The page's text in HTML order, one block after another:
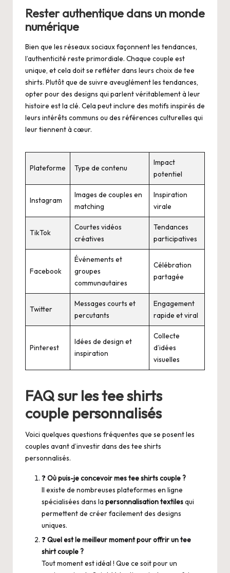
Rester authentique dans un monde
numérique
Bien que les réseaux sociaux façonnent les tendances,
l’authenticité reste primordiale. Chaque couple est
unique, et cela doit se refléter dans leurs choix de tee
shirts. Plutôt que de suivre aveuglément les tendances,
opter pour des designs qui parlent véritablement à leur
histoire est la clé. Cela peut inclure des motifs inspirés de
leurs intérêts communs ou des références culturelles qui
leur tiennent à cœur.
Plateforme Type de contenu
Impact
potentiel
Instagram
Images de couples en
matching
Inspiration
virale
TikTok
Courtes vidéos
créatives
Tendances
participatives
Facebook
Événements et
groupes
communautaires
Célébration
partagée
Twitter
Messages courts et
percutants
Engagement
rapide et viral
Pinterest
Idées de design et
inspiration
Collecte
d’idées
visuelles
FAQ sur les tee shirts
couple personnalisés
Voici quelques questions fréquentes que se posent les
couples avant d’investir dans des tee shirts
personnalisés.
❓Où puis-je concevoir mes tee shirts couple ?
Il existe de nombreuses plateformes en ligne
spécialisées dans la personnalisation textilesqui
permettent de créer facilement des designs
uniques.
❓Quel est le meilleur moment pour offrir un tee
shirt couple ?
Tout moment est idéal ! Que ce soit pour un